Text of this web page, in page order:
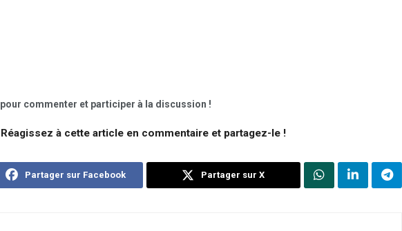
pour commenter et participer à la discussion !
Réagissez à cette article en commentaire et partagez-le !
Partager sur Facebook Partager sur X